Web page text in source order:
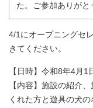
た。ご参加ありがと
4/1にオープニングセ
きてください。
【日時】令和8年4月
【内容】施設の紹介
くれた方と遊具の犬